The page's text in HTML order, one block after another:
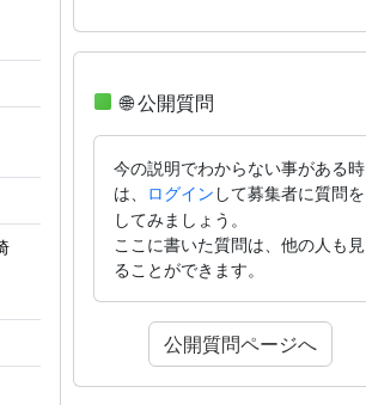
🌐 公開質問
今の説明でわからない事がある時
は、
ログイン して募集者に質問を
してみましょう。
ここに書いた質問は、他の人も見
ることができます。
公開質問ページへ